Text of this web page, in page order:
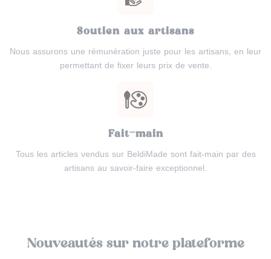
Soutien aux artisans
Nous assurons une rémunération juste pour les artisans, en leur
permettant de fixer leurs prix de vente.
Fait-main
Tous les articles vendus sur BeldiMade sont fait-main par des
artisans au savoir-faire exceptionnel.
Nouveautés sur notre plateforme